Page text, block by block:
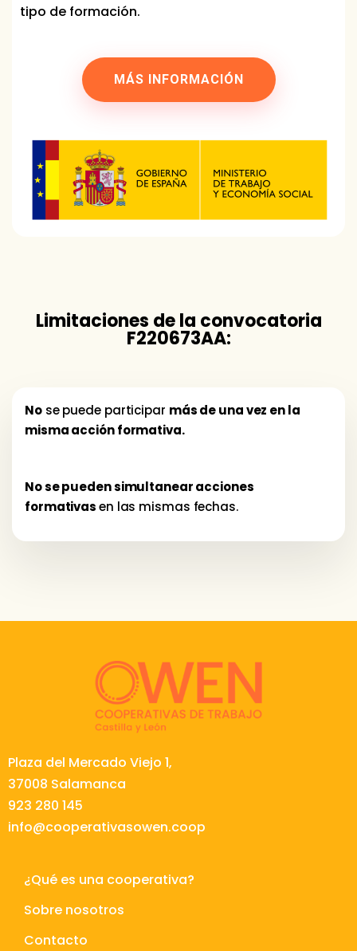
tipo de formación.
MÁS INFORMACIÓN
Limitaciones de la convocatoria
F220673AA:
Nose puede participar más de una vez en la
misma acción formativa.
No se pueden simultanear acciones
formativasen las mismas fechas.
Plaza del Mercado Viejo 1,
37008 Salamanca
923 280 145
info@cooperativasowen.coop
¿Qué es una cooperativa?
Sobre nosotros
Contacto